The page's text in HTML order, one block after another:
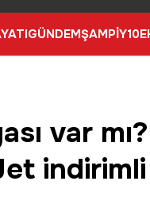
GÜNDEMŞAMPİY10
var